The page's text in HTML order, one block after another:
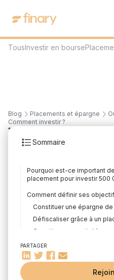
TousInvestir en bourse
Blog Placements et épargne
Comment investir ?
Sommaire
Pourquoi est-ce important
placement pour investir 500
Comment définir ses
Constituer une épargne
Défiscaliser grâce à un
Constituer un capital à
Quels placements choisir
Les enveloppes fiscales
Investir 500 000 € chez
PARTAGER
16
000 euros
Rédigé parMounir Laggoune
Mis à jour le 28 juillet 2026